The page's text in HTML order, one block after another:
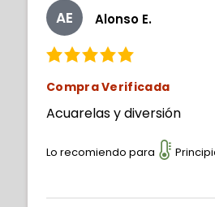
AE Alonso E.
Compra Verificada
Acuarelas y diversión
Lo recomiendo para